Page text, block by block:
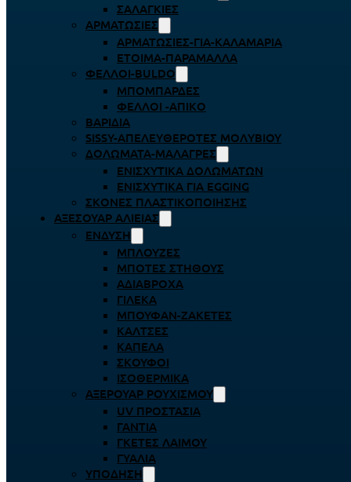
ΣΑΛΑΓΚΙΈΣ
ΑΡΜΑΤΩΣΙΈΣ
ΑΡΜΑΤΩΣΙΈΣ-ΓΙΑ-ΚΑΛΑΜΆΡΙΑ
ΈΤΟΙΜΑ-ΠΑΡΆΜΑΛΛΑ
ΦΕΛΛΟΊ-BULDO
ΜΠΟΜΠΆΡΔΕΣ
ΦΕΛΛΟΊ -ΑΠΊΚΟ
ΒΑΡΊΔΙΑ
SISSY-ΑΠΕΛΕΥΘΕΡΟΤΈΣ ΜΟΛΥΒΙΟΎ
ΔΟΛΏΜΑΤΑ-ΜΑΛΆΓΡΕΣ
ΕΝΙΣΧΥΤΙΚΆ ΔΟΛΩΜΆΤΩΝ
ΕΝΙΣΧΥΤΙΚΆ ΓΙΑ EGGING
ΣΚΌΝΕΣ ΠΛΑΣΤΙΚΟΠΟΊΗΣΗΣ
ΑΞΕΣΟΥΆΡ ΑΛΙΕΊΑΣ
ΈΝΔΥΣΗ
ΜΠΛΟΎΖΕΣ
ΜΠΌΤΕΣ ΣΤΉΘΟΥΣ
ΑΔΙΆΒΡΟΧΑ
ΓΙΛΈΚΑ
ΜΠΟΥΦΆΝ-ΖΑΚΈΤΕΣ
ΚΆΛΤΣΕΣ
ΚΑΠΈΛΑ
ΣΚΟΎΦΟΙ
ΙΣΟΘΕΡΜΙΚΆ
ΑΞΕΡΟΥΆΡ ΡΟΥΧΙΣΜΟΎ
UV ΠΡΟΣΤΑΣΊΑ
ΓΆΝΤΙΑ
ΓΚΈΤΕΣ ΛΑΊΜΟΥ
ΓΥΑΛΙΆ
ΥΠΌΔΗΣΗ